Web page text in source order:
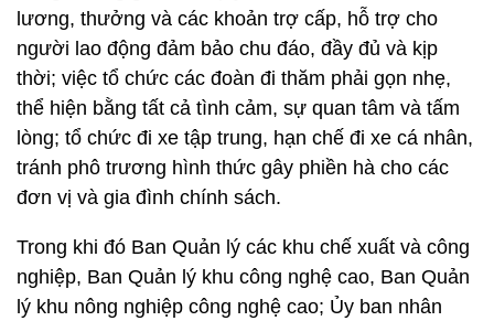
lương, thưởng và các khoản trợ cấp, hỗ trợ cho
người lao động đảm bảo chu đáo, đầy đủ và kịp
thời; việc tổ chức các đoàn đi thăm phải gọn nhẹ,
thể hiện bằng tất cả tình cảm, sự quan tâm và tấm
lòng; tổ chức đi xe tập trung, hạn chế đi xe cá nhân,
tránh phô trương hình thức gây phiền hà cho các
đơn vị và gia đình chính sách.
Trong khi đó Ban Quản lý các khu chế xuất và công
nghiệp, Ban Quản lý khu công nghệ cao, Ban Quản
lý khu nông nghiệp công nghệ cao; Ủy ban nhân